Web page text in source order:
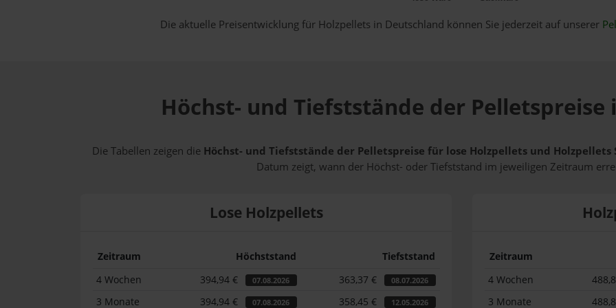
Die aktuelle Preisentwicklung für Holzpellets in Deutschland können Sie jederzeit auf unserer
Höchst- und Tiefststände der Pelletspreise
Die Tabellen zeigen die Höchst- und Tiefststände der Pelletspreise für lose Holzpellets und Holzpellets
Datum zeigt, wann der Höchst- oder Tiefststand im jeweiligen Zeitraum
Lose Holzpellets
Zeitraum Höchststand
Tiefststand
4 Wochen
394,94 € 07.08.2026 363,37 € 08.07.2026
3 Monate 394,94 € 07.08.2026 358,45 € 12.05.2026
Zeitraum
4 Wochen
3 Monate